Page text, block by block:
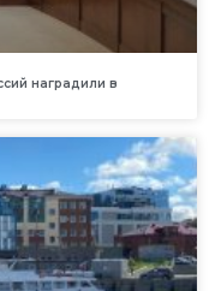
наградили в